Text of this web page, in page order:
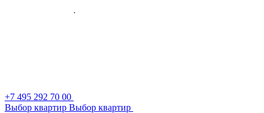
+7 495 292 70 00
Выбор квартир Выбор квартир